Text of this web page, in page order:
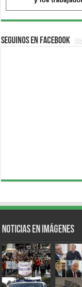
Seguinos en Facebook
Noticias en Imágenes